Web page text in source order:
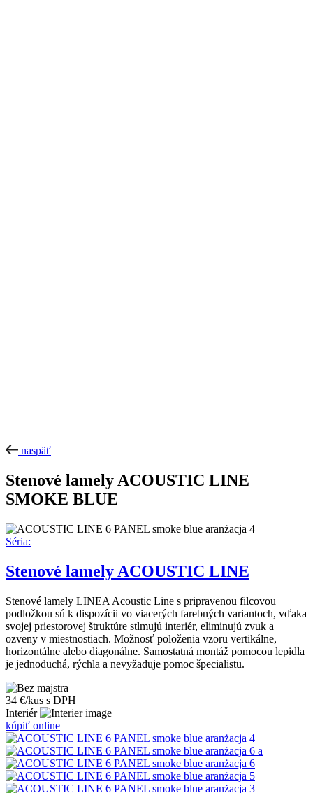
naspäť
Stenové lamely ACOUSTIC LINE
SMOKE BLUE
Séria:
Stenové lamely ACOUSTIC LINE
Stenové lamely LINEA Acoustic Line s pripravenou filcovou
podložkou sú k dispozícii vo viacerých farebných variantoch, vďaka
svojej priestorovej štruktúre stlmujú interiér, eliminujú zvuk a
ozveny v miestnostiach. Možnosť položenia vzoru vertikálne,
horizontálne alebo diagonálne. Samostatná montáž pomocou lepidla
je jednoduchá, rýchla a nevyžaduje pomoc špecialistu.
34 €/kus s DPH
Interiér
kúpiť online